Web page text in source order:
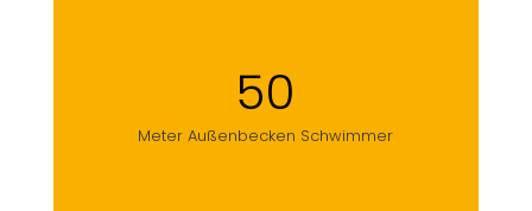
50
Meter Außenbecken Schwimmer